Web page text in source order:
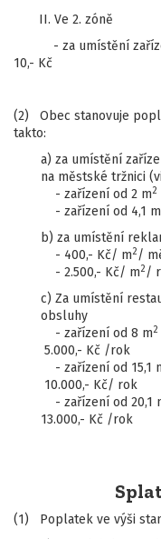
II. Ve 2. zóně
- za umístění
10,- Kč
(2) Obec stanovuje
takto:
a) za umístění
na městské tržnici
- zařízení od 2 m2
- zařízení od 4,1 m
b) za umístění
- 400,- Kč/ m2 /
- 2.500,- Kč/ m2 /
c) Za umístění
obsluhy
- zařízení od 8 m2
5.000,- Kč /rok
- zařízení od 15,1
10.000,- Kč/ rok
- zařízení od 20,1
13.000,- Kč /rok
(1) Poplatek ve výši